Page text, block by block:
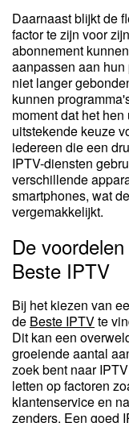
Daarnaast blijkt de
factor te zijn voor
abonnement
aanpassen aan
niet langer
kunnen
moment dat het
uitstekende keuze
iedereen die een
IPTV-diensten
verschillende
smartphones, wat
vergemakkelijkt.
De
Beste IPTV
Bij het kiezen van
de Beste IPTVte
Dit kan een
groeiende aantal
zoek bent naar
letten op factoren
klantenservice en
zenders. Een goed